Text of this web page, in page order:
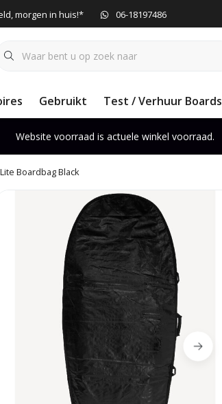
morgen in huis!* 06-18197486
Gebruikt Test / Verhuur Boards
Website voorraad is actuele winkel voorraad.
Boardbag Black